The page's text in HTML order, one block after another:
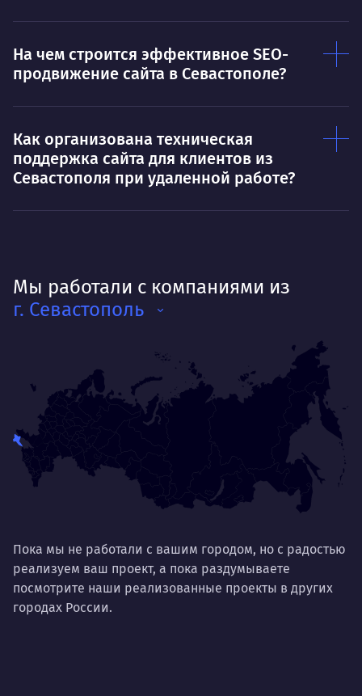
На чем строится эффективное SEO-
продвижение сайта в Севастополе?
Как организована техническая
поддержка сайта для клиентов из
Севастополя при удаленной работе?
Мы работали с компаниями из
г. Севастополь
Пока мы не работали с вашим городом, но с радостью
реализуем ваш проект, а пока раздумываете
посмотрите наши реализованные проекты в других
городах России.